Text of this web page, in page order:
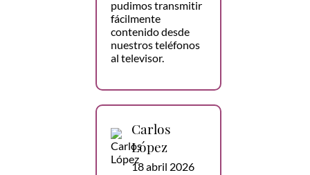
pudimos transmitir
fácilmente
contenido desde
nuestros teléfonos
al televisor.
Carlos
López
18 abril 2026